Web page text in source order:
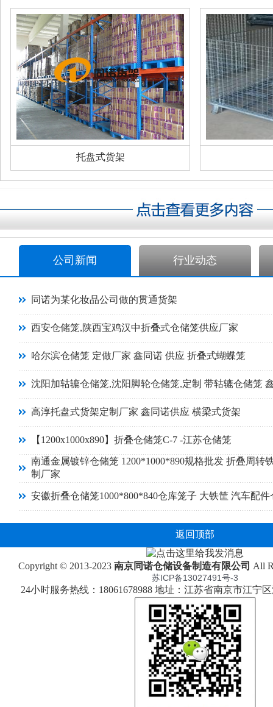
托盘式货架
公司新闻 行业动态
同诺为某化妆品公司做的贯通货架
西安仓储笼,陕西宝鸡汉中折叠式仓储笼供应厂家
哈尔滨仓储笼 定做厂家 鑫同诺 供应 折叠式蝴蝶笼
沈阳加轱辘仓储笼,沈阳脚轮仓储笼,定制 带轱辘仓储笼
高淳托盘式货架定制厂家 鑫同诺供应 横梁式货架
【1200x1000x890】折叠仓储笼C-7 -江苏仓储笼
南通金属镀锌仓储笼 1200*1000*890规格批发 折叠周转
制厂家
安徽折叠仓储笼1000*800*840仓库笼子 大铁筐 汽车配件
返回顶部
Copyright © 2013-2023 南京同诺仓储设备制造有限公司 All
苏ICP备13027491号-3
24小时服务热线：18061678988 地址：江苏省南京市江宁